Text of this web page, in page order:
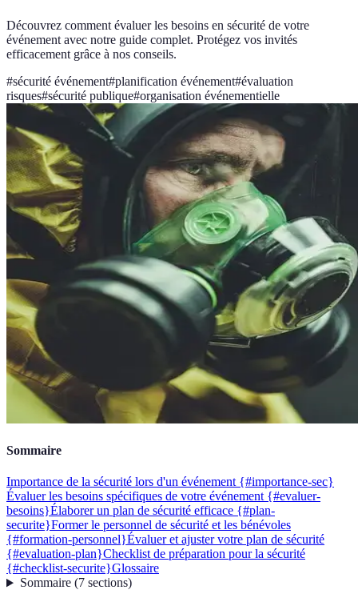
Découvrez comment évaluer les besoins en sécurité de votre
événement avec notre guide complet. Protégez vos invités
efficacement grâce à nos conseils.
#sécurité événement#planification événement#évaluation
risques#sécurité publique#organisation événementielle
Sommaire
Importance de la sécurité lors d'un événement {#importance-sec}
Évaluer les besoins spécifiques de votre événement {#evaluer-
besoins}Élaborer un plan de sécurité efficace {#plan-
securite}Former le personnel de sécurité et les bénévoles
{#formation-personnel}Évaluer et ajuster votre plan de sécurité
{#evaluation-plan}Checklist de préparation pour la sécurité
{#checklist-securite}Glossaire
Sommaire(7 sections)